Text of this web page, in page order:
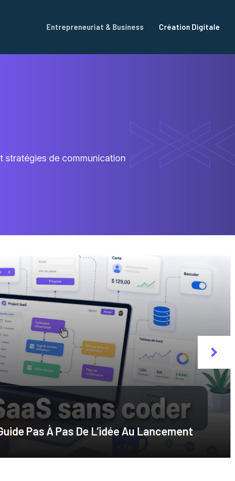
Entrepreneuriat & Business Création Digitale
stratégies de communication
Pas À Pas De L’idée Au Lancement